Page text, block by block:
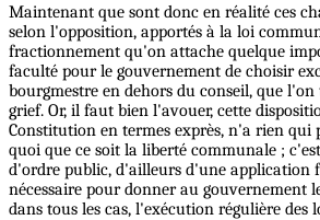
Maintenant que sont donc en réalité ces
selon l'opposition, apportés à la loi
fractionnement qu'on attache quelque
faculté pour le gouvernement de choisir
bourgmestre en dehors du conseil, que
grief. Or, il faut bien l'avouer, cette
Constitution en termes exprès, n'a rien qui
quoi que ce soit la liberté communale ;
d'ordre public, d'ailleurs d'une application
nécessaire pour donner au gouvernement
dans tous les cas, l'exécution régulière des